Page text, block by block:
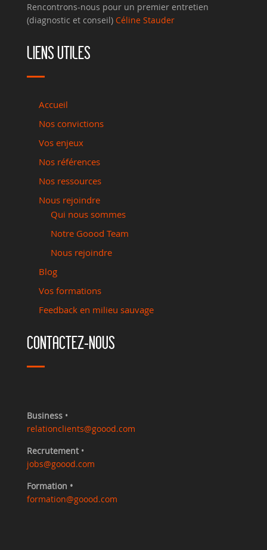
Rencontrons-nous pour un premier entretien
(diagnostic et conseil) Céline Stauder
LIENS UTILES
Accueil
Nos convictions
Vos enjeux
Nos références
Nos ressources
Nous rejoindre
Qui nous sommes
Notre Goood Team
Nous rejoindre
Blog
Vos formations
Feedback en milieu sauvage
CONTACTEZ-NOUS
Business •
relationclients@goood.com
Recrutement •
jobs@goood.com
Formation •
formation@goood.com